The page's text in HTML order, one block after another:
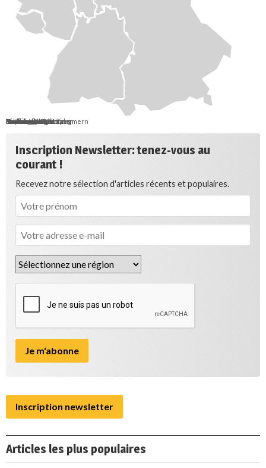
Berlin
Bremen
Hamburg
Saarland
Schleswig-Holstein
Mecklenburg-Vorpommern
Brandenburg
Niedersachsen
Sachsen-Anhalt
Sachsen
Thüringen
Hessen
Nordrhein-Westfalen
Rheinland-Pfalz
Baden-Württemberg
Bayern
Inscription Newsletter: tenez-vous au
courant !
Recevez notre sélection d'articles récents et populaires.
Inscription newsletter
Articles les plus populaires